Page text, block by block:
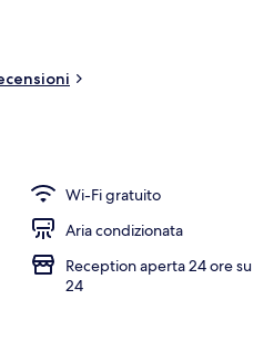
Reception
della struttura.
Wi-Fi gratuito
Aria condizionata
Reception aperta 24 ore su
24